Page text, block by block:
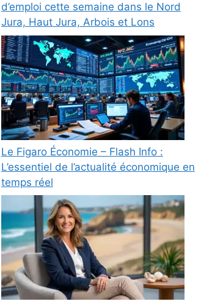
d’emploi cette semaine dans le Nord
Jura, Haut Jura, Arbois et Lons
Le Figaro Économie – Flash Info :
L’essentiel de l’actualité économique en
temps réel